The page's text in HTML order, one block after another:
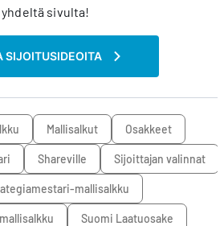
sivulta!
SIJOITUSIDEOITA
mallisalkut osakkeet
Shareville sijoittajan valinnat
mallisalkku
Suomi Laatuosake